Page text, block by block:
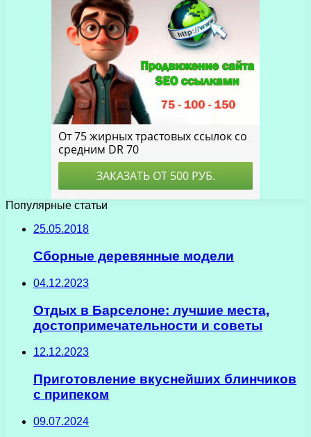
Популярные статьи
25.05.2018
Сборные деревянные модели
04.12.2023
Отдых в Барселоне: лучшие места,
достопримечательности и советы
12.12.2023
Приготовление вкуснейших блинчиков
с припеком
09.07.2024